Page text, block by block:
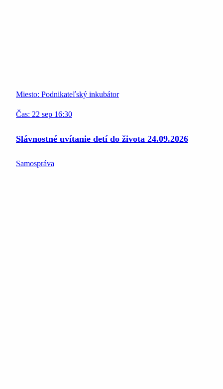
Miesto: Podnikateľský inkubátor
Čas: 22 sep 16:30
Slávnostné uvítanie detí do života 24.09.2026
Samospráva